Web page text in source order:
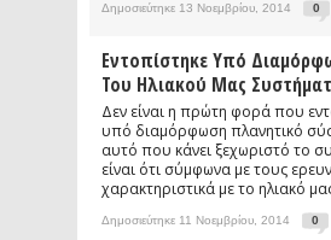
Δημοσιεύτηκε 13 Νοεμβρίου, 2014 0
Εντοπίστηκε Υπό
Του Ηλιακού Μας
Δεν είναι η πρώτη φορά που
υπό διαμόρφωση πλανητικό
αυτό που κάνει ξεχωριστό το
είναι ότι σύμφωνα με τους
χαρακτηριστικά με το ηλιακό
Δημοσιεύτηκε 11 Νοεμβρίου, 2014 0